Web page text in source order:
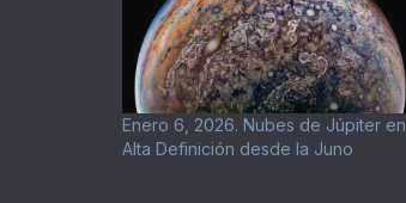
Enero 6, 2026. Nubes de Júpiter en
Alta Definición desde la Juno